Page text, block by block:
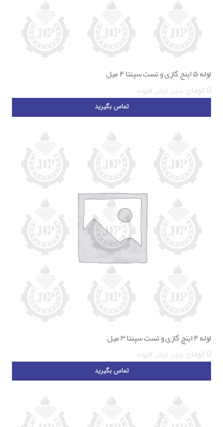
لوله ۵ اینج گازی و تست سپنتا ۴ میل
0 تومان بدون ارزش افزوده
تماس بگیرید
لوله ۴ اینچ گازی و تست سپنتا ۳ میل
0 تومان بدون ارزش افزوده
تماس بگیرید